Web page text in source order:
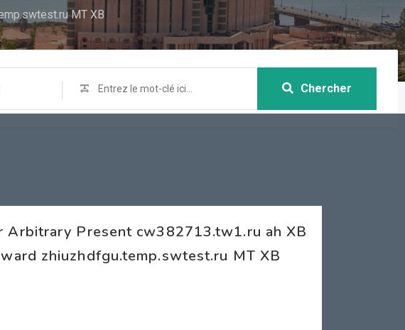
MT XB
Chercher
Arbitrary Present cw382713.tw1.ru ah XB
zhiuzhdfgu.temp.swtest.ru MT XB